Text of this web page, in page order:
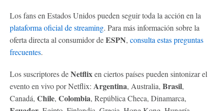
Los fans en Estados Unidos pueden seguir toda la acción en la
plataforma oficial de streaming. Para más información sobre la
oferta directa al consumidor deESPN, consulta estas preguntas
frecuentes.
Los suscriptores deNetflixen ciertos países pueden sintonizar el
evento en vivo por Netflix: Argentina, Australia, Brasil,
Canadá, Chile, Colombia, República Checa, Dinamarca,